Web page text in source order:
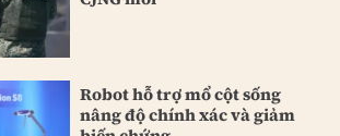
Robot hỗ trợ mổ cột sống
nâng độ chính xác và giảm